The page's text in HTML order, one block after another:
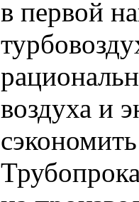
в первой
воздуха и